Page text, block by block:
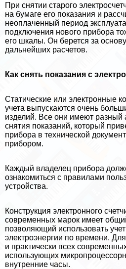
При снятии старого
на бумаге его показания и
неоплаченный период
подключения нового прибора
его шкалы. Он берется за
дальнейших расчетов.
Как снять показания с
Статические или электронные
учета выпускаются очень
изделий. Все они имеют разный
снятия показаний, который
прибора в технической
прибором.
Каждый владелец прибора
ознакомиться с правилами
устройства.
Конструкция электронного
современных марок имеет
позволяющий использовать
электроэнергии по времени.
и пpaктически всех
использующих
внутренние часы.